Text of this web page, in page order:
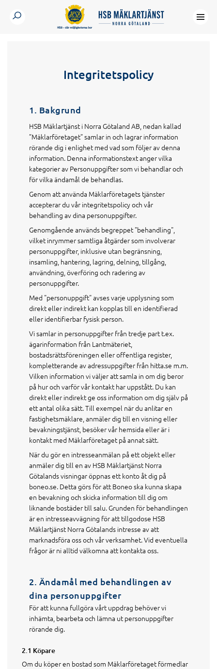
Integritetspolicy
1. Bakgrund
HSB Mäklartjänst i Norra Götaland AB, nedan kallad
”Mäklarföretaget” samlar in och lagrar information
rörande dig i enlighet med vad som följer av denna
information. Denna informationstext anger vilka
kategorier av Personuppgifter som vi behandlar och
för vilka ändamål de behandlas.
Genom att använda Mäklarföretagets tjänster
accepterar du vår integritetspolicy och vår
behandling av dina personuppgifter.
Genomgående används begreppet "behandling",
vilket inrymmer samtliga åtgärder som involverar
personuppgifter, inklusive utan begränsning,
insamling, hantering, lagring, delning, tillgång,
användning, överföring och radering av
personuppgifter.
Med "personuppgift" avses varje upplysning som
direkt eller indirekt kan kopplas till en identifierad
eller identifierbar fysisk person.
Vi samlar in personuppgifter från tredje part t.ex.
ägarinformation från Lantmäteriet,
bostadsrättsföreningen eller offentliga register,
kompletterande av adressuppgifter från hitta.se m.m.
Vilken information vi väljer att samla in om dig beror
på hur och varför vår kontakt har uppstått. Du kan
direkt eller indirekt ge oss information om dig själv på
ett antal olika sätt. Till exempel när du anlitar en
fastighetsmäklare, anmäler dig till en visning eller
bevakningstjänst, besöker vår hemsida eller är i
kontakt med Mäklarföretaget på annat sätt.
När du gör en intresseanmälan på ett objekt eller
anmäler dig till en av HSB Mäklartjänst Norra
Götalands visningar öppnas ett konto åt dig på
boneo.se. Detta görs för att Boneo ska kunna skapa
en bevakning och skicka information till dig om
liknande bostäder till salu. Grunden för behandlingen
är en intresseavvägning för att tillgodose HSB
Mäklartjänst Norra Götalands intresse av att
marknadsföra oss och vår verksamhet. Vid eventuella
frågor är ni alltid välkomna att kontakta oss.
2. Ändamål med behandlingen av
dina personuppgifter
För att kunna fullgöra vårt uppdrag behöver vi
inhämta, bearbeta och lämna ut personuppgifter
rörande dig.
2.1 Köpare
Om du köper en bostad som Mäklarföretaget förmedlar